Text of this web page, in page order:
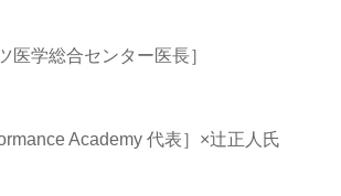
学総合センター医長］
Academy 代表］×辻正人氏